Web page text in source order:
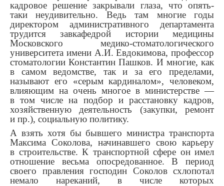
кадровое решение закрывали глаза, что опять-
таки неудивительно. Ведь там многие годы
директором административного департамента
трудится завкафедрой истории медицины
Московского медико-стоматологического
университета имени А.И. Евдокимова, профессор
стоматологии Константин Пашков. И многие, как
в самом ведомстве, так и за его пределами,
называют его «серым кардиналом», человеком,
влияющим на очень многое в министерстве —
в том числе на подбор и расстановку кадров,
хозяйственную деятельность (закупки, ремонт
и пр.), социальную политику.
А взять хотя бы бывшего министра транспорта
Максима Соколова, начинавшего свою карьеру
в строительстве. К транспортной сфере он имел
отношение весьма опосредованное. В период
своего правления господин Соколов схлопотал
немало нареканий, в числе которых